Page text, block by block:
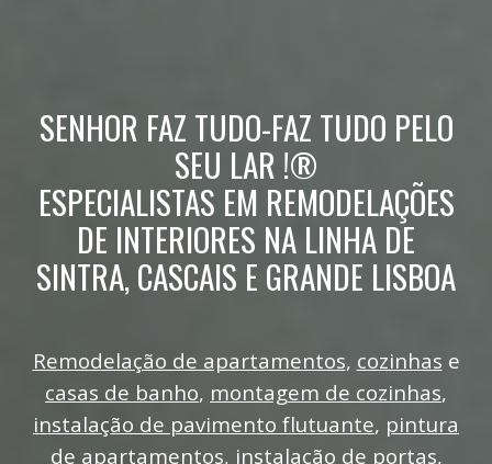
SENHOR FAZ TUDO-FAZ TUDO PELO
SEU LAR !®
ESPECIALISTAS EM REMODELAÇÕES
DE INTERIORES NA LINHA DE
SINTRA, CASCAIS E GRANDE LISBOA
Remodelação de apartamentos, cozinhas e
casas de banho, montagem de cozinhas,
instalação de pavimento flutuante, pintura
de apartamentos, instalação de portas,